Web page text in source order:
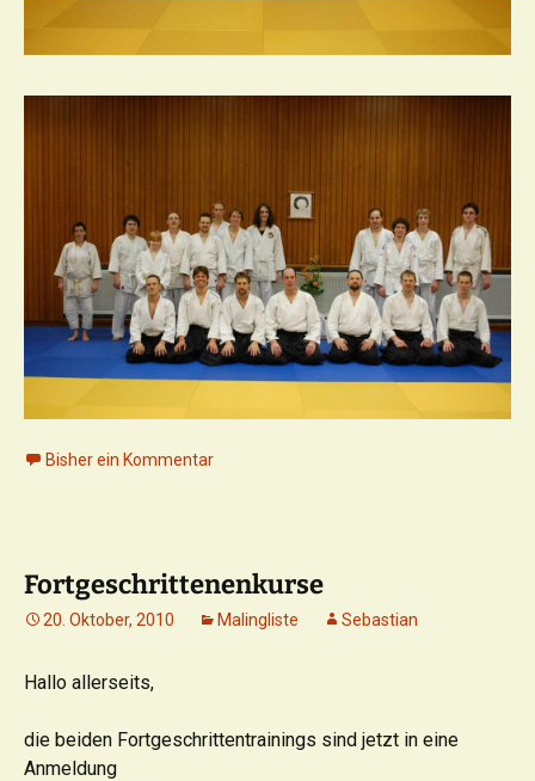
Bisher ein Kommentar
Fortgeschrittenenkurse
20. Oktober, 2010 Malingliste Sebastian
Hallo allerseits,
die beiden Fortgeschrittentrainings sind jetzt in eine
Anmeldung